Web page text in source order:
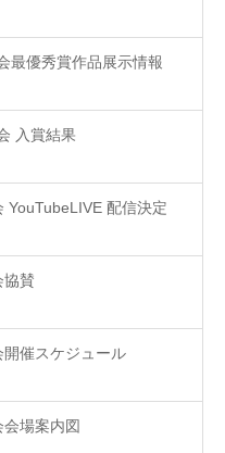
最優秀賞作品展示情報
入賞結果
YouTubeLIVE 配信決定
協賛
催スケジュール
場案内図